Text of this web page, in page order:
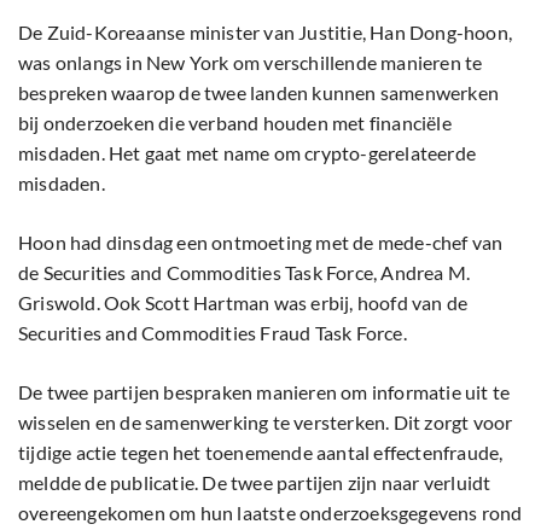
De Zuid-Koreaanse minister van Justitie, Han Dong-hoon,
was onlangs in New York om verschillende manieren te
bespreken waarop de twee landen kunnen samenwerken
bij onderzoeken die verband houden met financiële
misdaden. Het gaat met name om crypto-gerelateerde
misdaden.
Hoon had dinsdag een ontmoeting met de mede-chef van
de Securities and Commodities Task Force, Andrea M.
Griswold. Ook Scott Hartman was erbij, hoofd van de
Securities and Commodities Fraud Task Force.
De twee partijen bespraken manieren om informatie uit te
wisselen en de samenwerking te versterken. Dit zorgt voor
tijdige actie tegen het toenemende aantal effectenfraude,
meldde de publicatie. De twee partijen zijn naar verluidt
overeengekomen om hun laatste onderzoeksgegevens rond